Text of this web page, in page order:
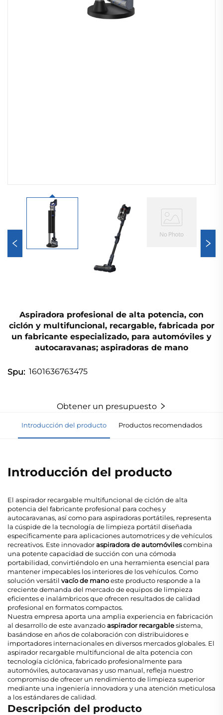
Aspiradora profesional de alta potencia, con
ciclón y multifuncional, recargable, fabricada por
un fabricante especializado, para automóviles y
autocaravanas; aspiradoras de mano
Spu: 1601636763475
Obtener un presupuesto
Introducción del producto Productos recomendados
Introducción del producto
El aspirador recargable multifuncional de ciclón de alta
potencia del fabricante profesional para coches y
autocaravanas, así como para aspiradoras portátiles, representa
la cúspide de la tecnología de limpieza portátil diseñada
específicamente para aplicaciones automotrices y de vehículos
recreativos. Este innovadoraspiradora de automóvilescombina
una potente capacidad de succión con una cómoda
portabilidad, convirtiéndolo en una herramienta esencial para
mantener impecables los interiores de los vehículos. Como
solución versátil vacío de manoeste producto responde a la
creciente demanda del mercado de equipos de limpieza
eficientes e inalámbricos que ofrecen resultados de calidad
profesional en formatos compactos.
Nuestra empresa aporta una amplia experiencia en fabricación
al desarrollo de este avanzadoaspirador recargablesistema,
basándose en años de colaboración con distribuidores e
importadores internacionales en diversos mercados globales. El
aspirador recargable multifuncional de alta potencia con
tecnología ciclónica, fabricado profesionalmente para
automóviles, autocaravanas y uso manual, refleja nuestro
compromiso de ofrecer un rendimiento de limpieza superior
mediante una ingeniería innovadora y una atención meticulosa
a los estándares de calidad.
Descripción del producto